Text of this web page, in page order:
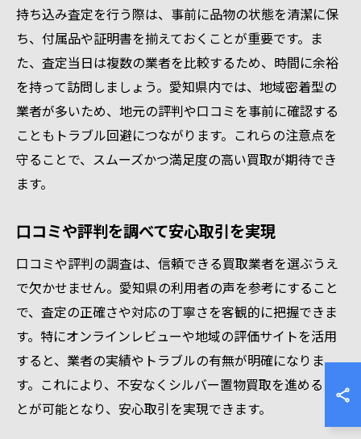
持ち込み査定を行う際は、事前に品物の状態を清潔に保
ち、付属品や証明書を揃えておくことが重要です。ま
た、査定当日は複数の業者を比較するため、時間に余裕
を持って訪問しましょう。愛知県内では、地域密着型の
業者が多いため、地元の評判や口コミを事前に確認する
こともトラブル回避につながります。これらの注意点を
守ることで、スムーズかつ満足度の高い買取が期待でき
ます。
口コミや評判を調べて安心取引を実現
口コミや評判の調査は、信頼できる買取業者を選ぶうえ
で欠かせません。愛知県の利用者の声を参考にすること
で、査定の正確さや対応の丁寧さを客観的に把握できま
す。特にオンラインレビューや地域の評価サイトを活用
すると、業者の実績やトラブルの有無が明確になりま
す。これにより、不安なくシルバー置物買取を進めるこ
とが可能となり、安心取引を実現できます。